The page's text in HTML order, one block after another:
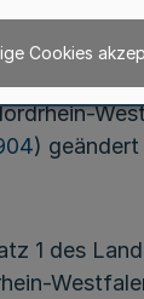
)
1 des
Cookies